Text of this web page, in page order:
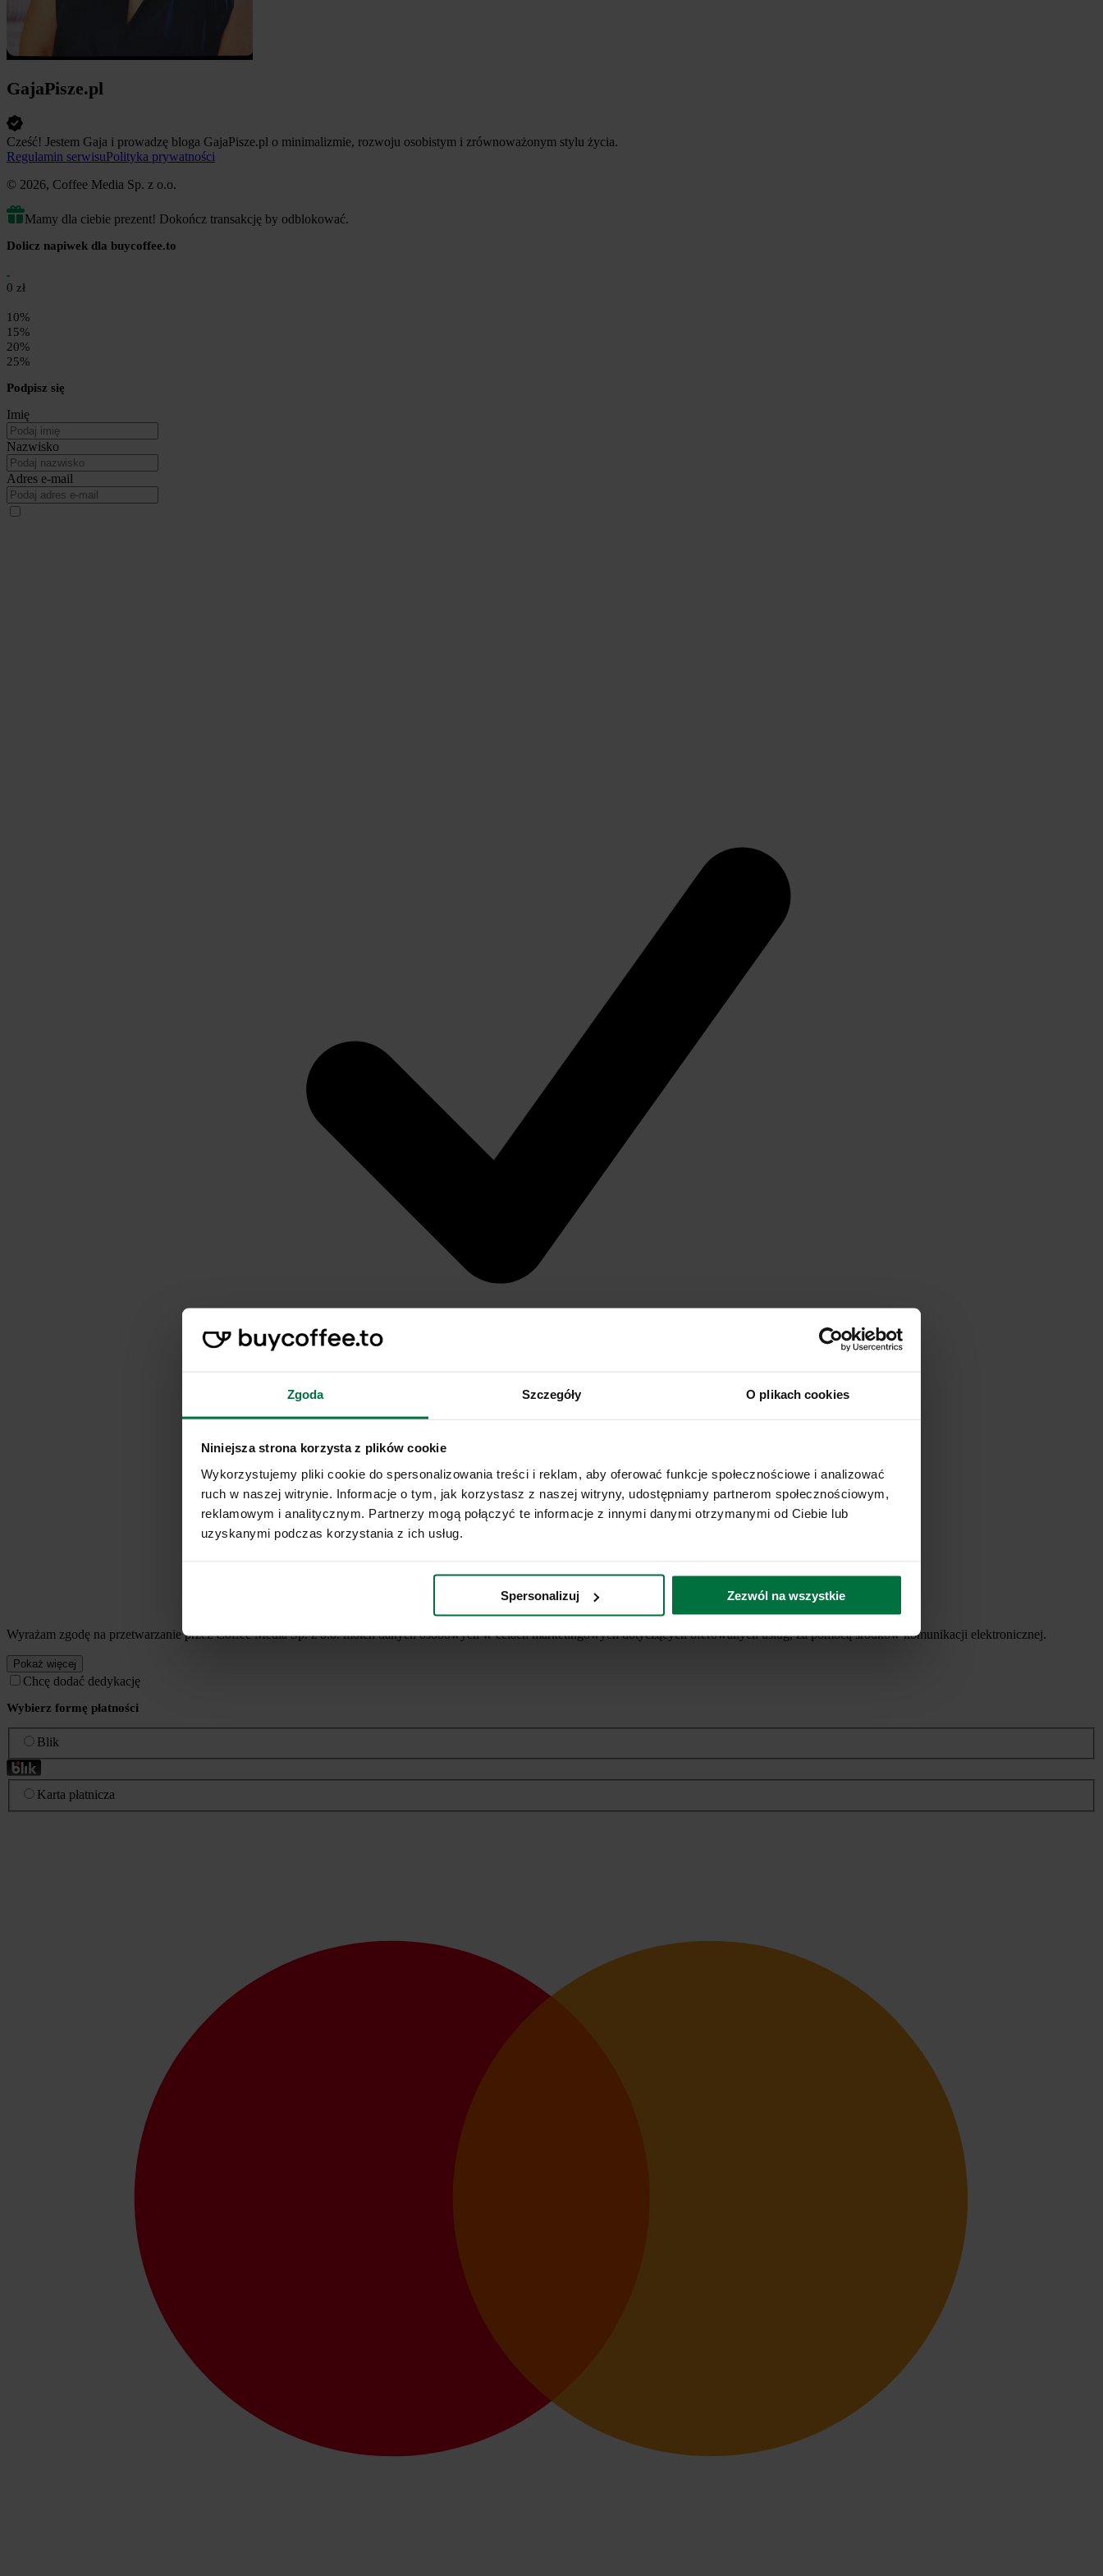
Zgoda Szczegóły O plikach cookies
Niniejsza strona korzysta z plików cookie
Wykorzystujemy pliki cookie do spersonalizowania treści i reklam, aby oferować funkcje społecznościowe i analizować
ruch w naszej witrynie. Informacje o tym, jak korzystasz z naszej witryny, udostępniamy partnerom społecznościowym,
reklamowym i analitycznym. Partnerzy mogą połączyć te informacje z innymi danymi otrzymanymi od Ciebie lub
uzyskanymi podczas korzystania z ich usług.
Spersonalizuj Zezwól na wszystkie
GajaPisze.pl
Cześć! Jestem Gaja i prowadzę bloga GajaPisze.pl o minimalizmie, rozwoju osobistym i zrównoważonym stylu życia.
Regulamin serwisuPolityka prywatności
© 2026, Coffee Media Sp. z o.o.
Mamy dla ciebie prezent! Dokończ transakcję by odblokować.
Dolicz napiwek dla buycoffee.to
0 zł
10%
15%
20%
25%
Podpisz się
Imię
Nazwisko
Adres e-mail
Wyrażam zgodę na przetwarzanie przez Coffee Media Sp. z o.o. moich danych osobowych w celach marketingowych dotyczących oferowanych usług, za pomocą środków komunikacji elektronicznej.
Pokaż więcej
Chcę dodać dedykację
Wybierz formę płatności
Blik
Karta płatnicza